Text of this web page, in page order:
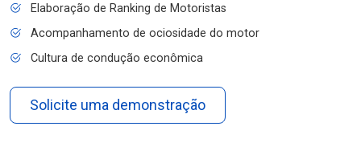
Elaboração de Ranking de Motoristas
Acompanhamento de ociosidade do motor
Cultura de condução econômica
Solicite uma demonstração